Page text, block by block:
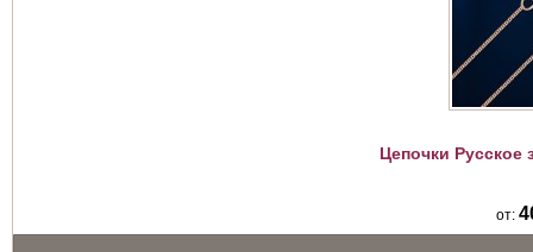
Цепочки Русское
от: